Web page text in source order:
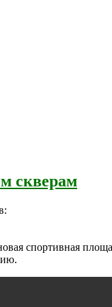
скверам
спортивная